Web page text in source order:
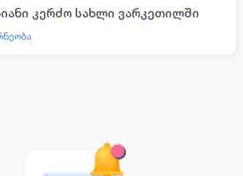
კერძო სახლი ვარკეთილში